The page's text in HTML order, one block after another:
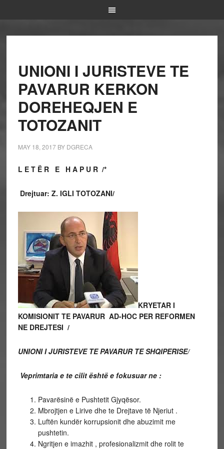
UNIONI I JURISTEVE TE
PAVARUR KERKON
DOREHEQJEN E
TOTOZANIT
MAY 18, 2017BY DGRECA
L E T Ë R E H A P U R /*
Drejtuar: Z. IGLI TOTOZANI/
KRYETAR I
KOMISIONIT TE PAVARUR AD-HOC PER REFORMEN
NE DREJTESI /
UNIONI I JURISTEVE TE PAVARUR TE SHQIPERISE/
Veprimtaria e te cilit është e fokusuar ne :
Pavarësinë e Pushtetit Gjyqësor.
Mbrojtjen e Lirive dhe te Drejtave të Njeriut .
Luftën kundër korrupsionit dhe abuzimit me
pushtetin.
Ngritjen e imazhit , profesionalizmit dhe rolit te